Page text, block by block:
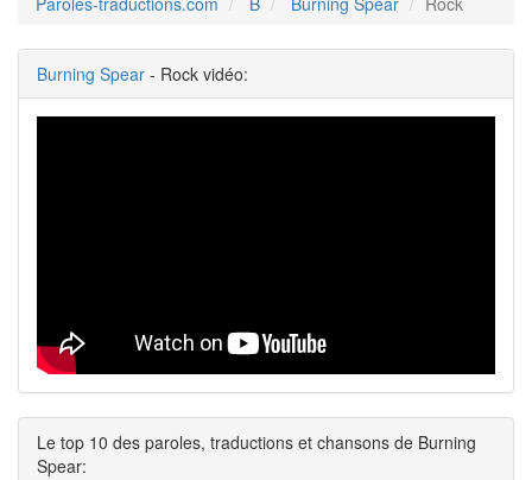
Burning Spear - Rock vidéo:
Le top 10 des paroles, traductions et chansons de Burning
Spear: